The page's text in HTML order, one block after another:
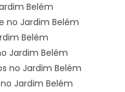
Belém
no Jardim Belém
Belém
Jardim Belém
no Jardim Belém
Jardim Belém